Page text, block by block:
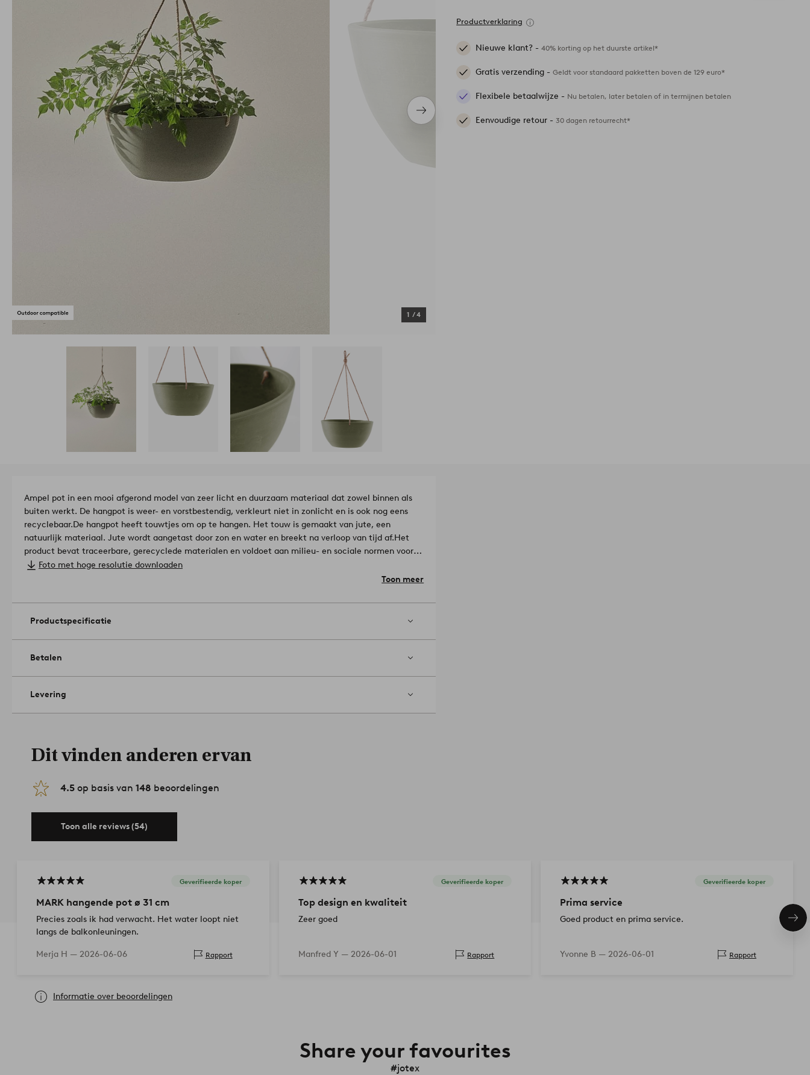
Volgend
item
1 /4
Productverklaring
Nieuwe klant? -40% korting op het duurste artikel*
Gratis verzending -Geldt voor standaard pakketten boven de 129 euro*
Flexibele betaalwijze - Nu betalen, later betalen of in termijnen betalen
Eenvoudige retour -30 dagen retourrecht*
Ampel pot in een mooi afgerond model van zeer licht en duurzaam materiaal dat zowel binnen als
buiten werkt. De hangpot is weer- en vorstbestendig, verkleurt niet in zonlicht en is ook nog eens
recyclebaar.De hangpot heeft touwtjes om op te hangen. Het touw is gemaakt van jute, een
natuurlijk materiaal. Jute wordt aangetast door zon en water en breekt na verloop van tijd af.Het
product bevat traceerbare, gerecyclede materialen en voldoet aan milieu- en sociale normen voor
verantwoorde productie gedurende het hele productieproces. Bronnen worden hergebruikt in plaats
Materiaal: 60% Kunststof, 35% Steenpoeder, 5% Houtvezels.
Tips/advies: De pot heeft geen gaten in de bodem, als je dat wilt kun je gemakkelijk zelf gaten
boren.Onderhoudsinstructies: Afnemen met een licht vochtige doek.
Foto met hoge resolutie downloaden
Toon meer
Productspecificatie
Betalen
Levering
Dit vinden anderen ervan
4.5 op basis van 148 beoordelingen
Toon alle reviews (54)
Geverifieerde koper
MARK hangende pot ø 31 cm
Precies zoals ik had verwacht. Het water loopt niet
langs de balkonleuningen.
Merja H — 2026-06-06 Rapport
Geverifieerde koper
Top design en kwaliteit
Zeer goed
Manfred Y — 2026-06-01 Rapport
Geverifieerde koper
Prima service
Goed product en prima service.
Yvonne B — 2026-06-01 Rapport
Informatie over beoordelingen
Share your favourites
#jotex